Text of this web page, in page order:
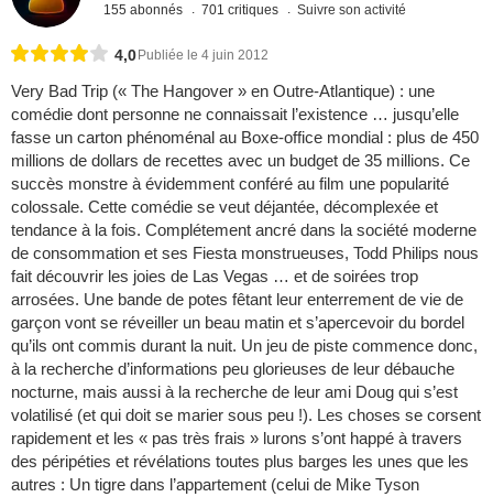
155 abonnés 701 critiques Suivre son activité
4,0 Publiée le 4 juin 2012
Very Bad Trip (« The Hangover » en Outre-Atlantique) : une
comédie dont personne ne connaissait l’existence … jusqu’elle
fasse un carton phénoménal au Boxe-office mondial : plus de 450
millions de dollars de recettes avec un budget de 35 millions. Ce
succès monstre à évidemment conféré au film une popularité
colossale. Cette comédie se veut déjantée, décomplexée et
tendance à la fois. Complétement ancré dans la société moderne
de consommation et ses Fiesta monstrueuses, Todd Philips nous
fait découvrir les joies de Las Vegas … et de soirées trop
arrosées. Une bande de potes fêtant leur enterrement de vie de
garçon vont se réveiller un beau matin et s’apercevoir du bordel
qu’ils ont commis durant la nuit. Un jeu de piste commence donc,
à la recherche d’informations peu glorieuses de leur débauche
nocturne, mais aussi à la recherche de leur ami Doug qui s’est
volatilisé (et qui doit se marier sous peu !). Les choses se corsent
rapidement et les « pas très frais » lurons s’ont happé à travers
des péripéties et révélations toutes plus barges les unes que les
autres : Un tigre dans l’appartement (celui de Mike Tyson